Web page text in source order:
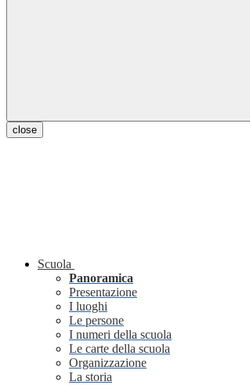
close
Scuola
Panoramica
Presentazione
I luoghi
Le persone
I numeri della scuola
Le carte della scuola
Organizzazione
La storia